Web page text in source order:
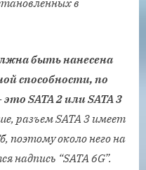
в
быть нанесена
способности, по
SATA 2 или SATA 3
разъем SATA 3 имеет
поэтому около него на
надпись “SATA 6G”.